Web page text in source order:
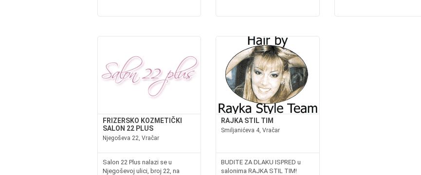
FRIZERSKO KOZMETIČKI
SALON 22 PLUS
Njegoševa 22, Vračar
Salon 22 Plus nalazi se u
Njegoševoj ulici, broj 22, na
RAJKA STIL TIM
Smiljanićeva 4, Vračar
BUDITE ZA DLAKU ISPRED u
salonima RAJKA STIL TIM!